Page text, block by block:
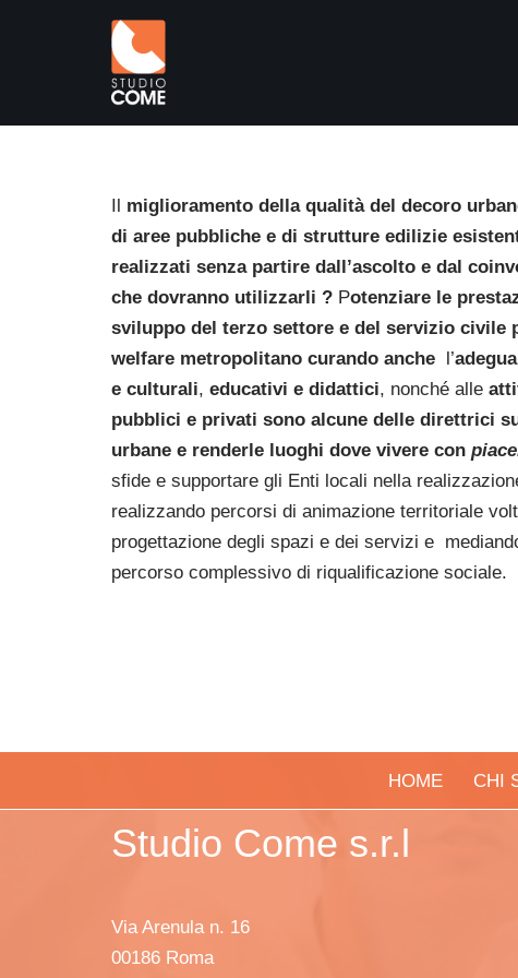
contenuto
Il miglioramento della qualità del decoro
di aree pubbliche e di strutture edilizie
realizzati senza partire dall’ascolto e dal
che dovranno utilizzarli ? Potenziare le
sviluppo del terzo settore e del servizio civile
welfare metropolitano curando anche l’
e culturali, educativi e didattici, nonché alle
pubblici e privati sono alcune delle direttrici
urbane e renderle luoghi dove vivere con
sfide e supportare gli Enti locali nella
realizzando percorsi di animazione territoriale
progettazione degli spazi e dei servizi e
percorso complessivo di riqualificazione sociale.
HOME CHI
Studio Come s.r.l
Via Arenula n. 16
00186 Roma